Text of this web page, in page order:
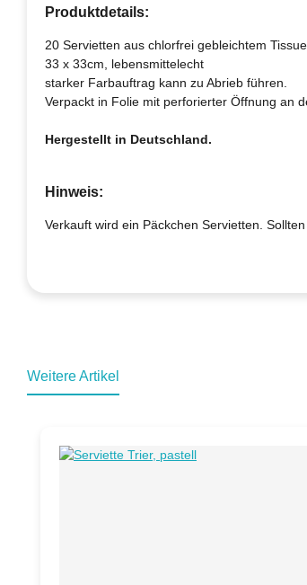
Produktdetails:
20 Servietten aus chlorfrei gebleichtem Tissue
33 x 33cm, lebensmittelecht
starker Farbauftrag kann zu Abrieb führen.
Verpackt in Folie mit perforierter Öffnung an
Hergestellt in Deutschland.
Hinweis:
Verkauft wird ein Päckchen Servietten.
Weitere Artikel